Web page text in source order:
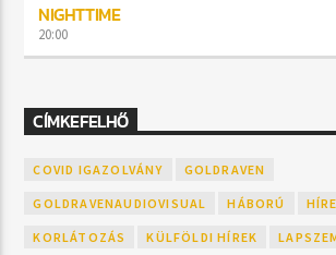
NIGHTTIME
20:00
CÍMKEFELHŐ
COVID IGAZOLVÁNY GOLDRAVEN
GOLDRAVENAUDIOVISUAL HÁBORÚ
KORLÁTOZÁS KÜLFÖLDI HÍREK